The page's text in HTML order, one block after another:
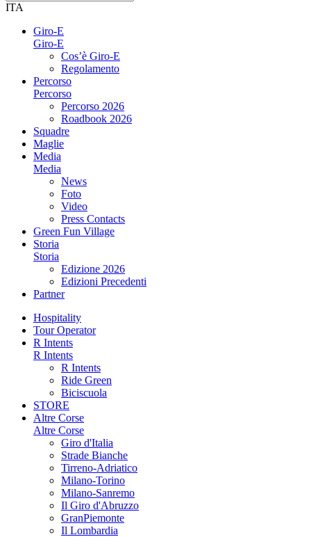
ITA
Giro-E
Giro-E
Cos’è Giro-E
Regolamento
Percorso
Percorso
Percorso 2026
Roadbook 2026
Squadre
Maglie
Media
Media
News
Foto
Video
Press Contacts
Green Fun Village
Storia
Storia
Edizione 2026
Edizioni Precedenti
Partner
Hospitality
Tour Operator
R Intents
R Intents
R Intents
Ride Green
Biciscuola
STORE
Altre Corse
Altre Corse
Giro d'Italia
Strade Bianche
Tirreno-Adriatico
Milano-Torino
Milano-Sanremo
Il Giro d'Abruzzo
GranPiemonte
Il Lombardia